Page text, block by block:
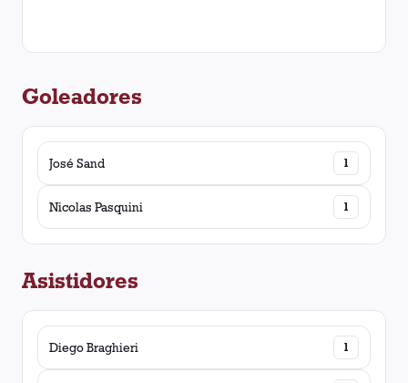
Goleadores
José Sand 1
Nicolas Pasquini 1
Asistidores
Diego Braghieri 1